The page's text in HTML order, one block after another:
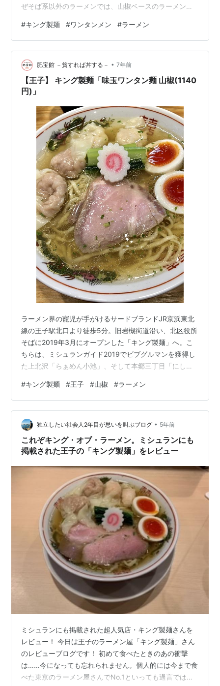
ぜそば系以外のラーメンでは、山椒ベースのラーメンと
の方がオススメしていた白だしラーメンを注文すること
にしました。 待っている間に卓上の説明書きを読みま
す。 さて、着丼。 すごく美味しそうな見た目です！ 全
部入りワンタン麺(白だし) 非常に繊細で優しいスープで
す。 完飲は余裕。 私の隣のお客さんもみんな丼を持ち上
げて最後までスープを飲み干してい…
#キング製麺 #ワンタンメン #ラーメン
肥宝館 －貧すれば丼する－ • 7年前
【王子】 キング製麺「味玉ワンタン麺 山椒(1140
円)」
ラーメン界の寵児が手がけるサードブランドJR京浜東北
線の王子駅北口より徒歩5分。旧岩槻街道沿い、北区役所
そばに2019年3月にオープンした「キング製麺」へ。こ
ちらは、ミシュランガイド2019でビブグルマンを獲得し
た上北沢「らぁめん小池」、そして本郷三丁目「にし
内は11席のみで、待たずに啜れたら幸運である。ラーメ
ンは、乾物や節を使った和出汁にラードをきかせた「白
だし」と、そのスープに山椒の葉を散らした「山椒」の2
種を用意。山椒入りは「にし乃」でも人気で、両者はス
ープの構成こそ違うが楽しみな一杯である。また、こち
らも「にし乃」同様、肉と海老の2種の…
#キング製麺 #王子 #山椒 #ラーメン
独立したい社会人2年目が思いを叫ぶブログ • 5年前
これぞキング・オブ・ラーメン。ミシュランにも
掲載された王子の「キング製麺」をレビュー
ミシュランにも掲載された超人気店・キング製麺さんを
レビュー！ 今日は王子のラーメン屋「キング製麺」さん
のレビューブログです！ 初めて食べたときのあの衝撃
は……今になっても忘れられません。個人的には今まで食
べた東京のラーメン屋さんでNo.1といっても過言ではな